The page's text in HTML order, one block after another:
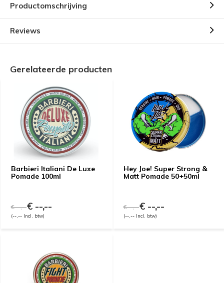
Productomschrijving
Reviews
Gerelateerde producten
Barbieri Italiani De Luxe
Pomade 100ml
€ --,--€ --,--
(--,-- Incl. btw)
Hey Joe! Super Strong &
Matt Pomade 50+50ml
€ --,--€ --,--
(--,-- Incl. btw)